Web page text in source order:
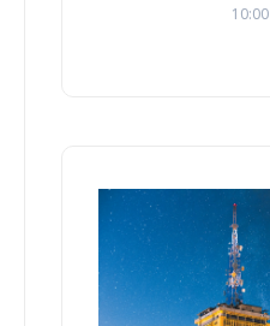
الأربعاء، 05 اغسطس 2026 10:00